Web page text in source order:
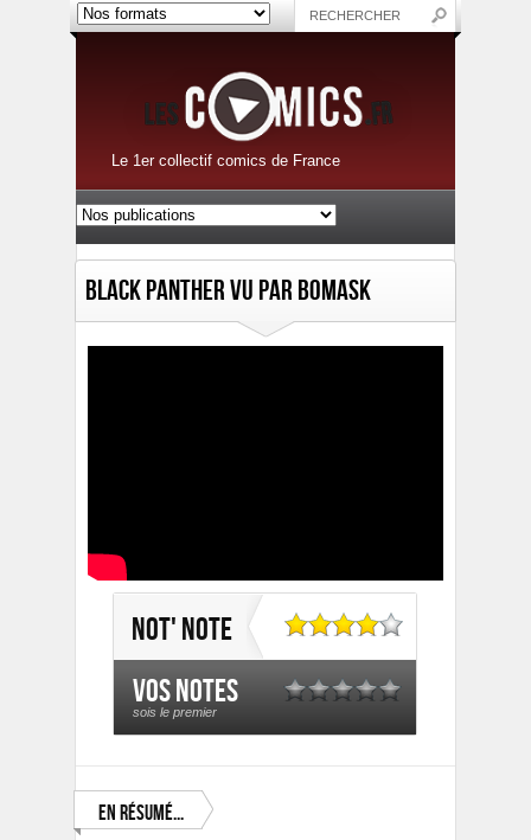
Le 1er collectif comics de France
Black Panther vu par Bomask
Not' note
Vos notes
sois le premier
En résumé...